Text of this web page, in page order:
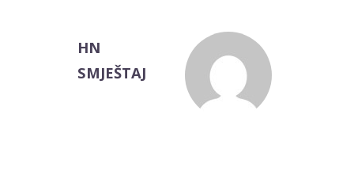
HN
SMJEŠTAJ